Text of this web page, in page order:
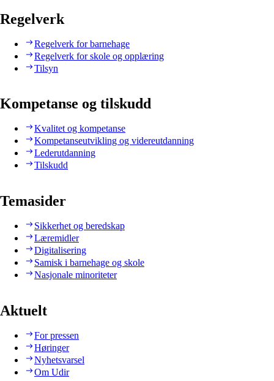
Regelverk
Regelverk for barnehage
Regelverk for skole og opplæring
Tilsyn
Kompetanse og tilskudd
Kvalitet og kompetanse
Kompetanseutvikling og videreutdanning
Lederutdanning
Tilskudd
Temasider
Sikkerhet og beredskap
Læremidler
Digitalisering
Samisk i barnehage og skole
Nasjonale minoriteter
Aktuelt
For pressen
Høringer
Nyhetsvarsel
Om Udir